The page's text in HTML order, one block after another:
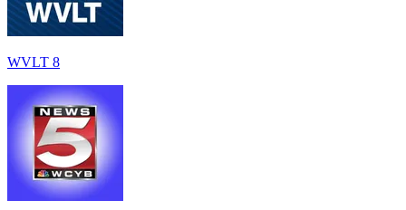
WVLT 8